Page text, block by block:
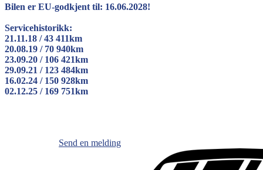
Bilen er EU-godkjent til: 16.06.2028!
Servicehistorikk:
21.11.18 / 43 411km
20.08.19 / 70 940km
23.09.20 / 106 421km
29.09.21 / 123 484km
16.02.24 / 150 928km
02.12.25 / 169 751km
Send en melding